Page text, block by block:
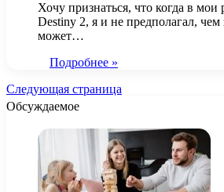
Хочу признаться, что когда в мои
Destiny 2, я и не предполагал, чем
может…
Подробнее »
Следующая страница
Обсуждаемое